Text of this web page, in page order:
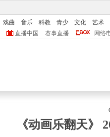
戏曲 音乐 科教 青少 文化
艺术
直播中国 赛事直播 网络
《动画乐翻天》